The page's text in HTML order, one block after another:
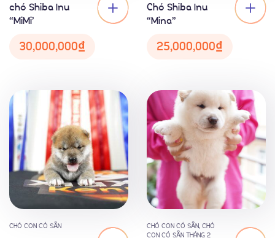
chó Shiba Inu
“MiMi’
30,000,000₫
Chó Shiba Inu
“Mina”
25,000,000₫
CHÓ CON CÓ SẴN CHÓ CON CÓ SẴN, CHÓ
CON CÓ SẴN THÁNG 2